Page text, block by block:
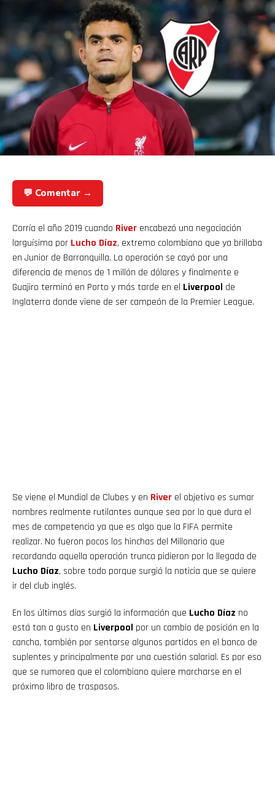
💬 Comentar →
Corría el año 2019 cuando River encabezó una negociación
larguísima por Lucho Díaz, extremo colombiano que ya brillaba
en Junior de Barranquilla. La operación se cayó por una
diferencia de menos de 1 millón de dólares y finalmente e
Guajiro terminó en Porto y más tarde en el Liverpool de
Inglaterra donde viene de ser campeón de la Premier League.
Se viene el Mundial de Clubes y en River el objetivo es sumar
nombres realmente rutilantes aunque sea por lo que dura el
mes de competencia ya que es algo que la FIFA permite
realizar. No fueron pocos los hinchas del Millonario que
recordando aquella operación trunca pidieron por la llegada de
Lucho Díaz, sobre todo porque surgió la noticia que se quiere
ir del club inglés.
En los últimos días surgió la información que Lucho Díaz no
está tan a gusto en Liverpool por un cambio de posición en la
cancha, también por sentarse algunos partidos en el banco de
suplentes y principalmente por una cuestión salarial. Es por eso
que se rumorea que el colombiano quiere marcharse en el
próximo libro de traspasos.